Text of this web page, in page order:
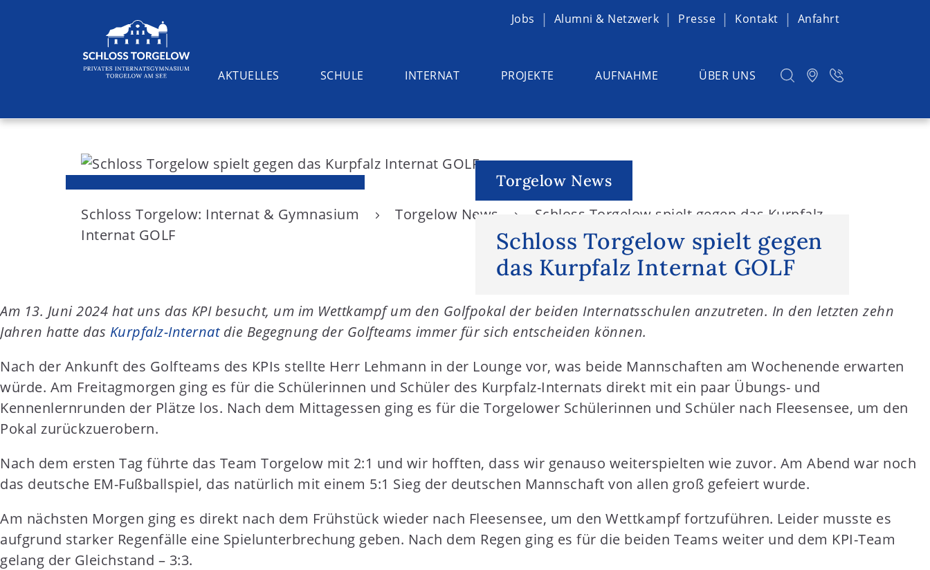
S
t
e
t
Jobs Alumni & Netzwerk Presse Kontakt Anfahrt
AKTUELLES SCHULE INTERNAT PROJEKTE AUFNAHME ÜBER UNS
Suchen Torgelow News
Schloss Torgelow spielt gegen
das Kurpfalz Internat GOLF
Schloss Torgelow: Internat & Gymnasium Torgelow News
Schloss Torgelow spielt gegen das Kurpfalz
Internat GOLF
Am 13. Juni 2024 hat uns das KPI besucht, um im Wettkampf um den Golfpokal der beiden Internatsschulen anzutreten. In den letzten zehn
Jahren hatte das Kurpfalz-Internatdie Begegnung der Golfteams immer für sich entscheiden können.
Nach der Ankunft des Golfteams des KPIs stellte Herr Lehmann in der Lounge vor, was beide Mannschaften am Wochenende erwarten
würde. Am Freitagmorgen ging es für die Schülerinnen und Schüler des Kurpfalz-Internats direkt mit ein paar Übungs- und
Kennenlernrunden der Plätze los. Nach dem Mittagessen ging es für die Torgelower Schülerinnen und Schüler nach Fleesensee, um den
Pokal zurückzuerobern.
Nach dem ersten Tag führte das Team Torgelow mit 2:1 und wir hofften, dass wir genauso weiterspielten wie zuvor. Am Abend war noch
das deutsche EM-Fußballspiel, das natürlich mit einem 5:1 Sieg der deutschen Mannschaft von allen groß gefeiert wurde.
Am nächsten Morgen ging es direkt nach dem Frühstück wieder nach Fleesensee, um den Wettkampf fortzuführen. Leider musste es
aufgrund starker Regenfälle eine Spielunterbrechung geben. Nach dem Regen ging es für die beiden Teams weiter und dem KPI-Team
gelang der Gleichstand – 3:3.